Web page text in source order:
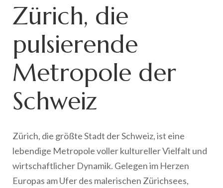
Zürich, die
pulsierende
Metropole der
Schweiz
Zürich, die größte Stadt der Schweiz, ist eine
lebendige Metropole voller kultureller Vielfalt und
wirtschaftlicher Dynamik. Gelegen im Herzen
Europas am Ufer des malerischen Zürichsees,